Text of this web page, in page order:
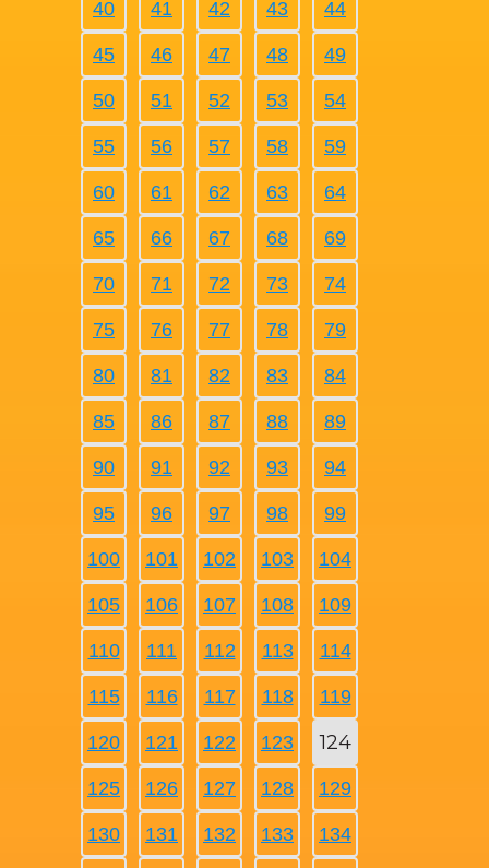
40 41 42 43 44
45 46 47 48 49
50 51 52 53 54
55 56 57 58 59
60 61 62 63 64
65 66 67 68 69
70 71 72 73 74
75 76 77 78 79
80 81 82 83 84
85 86 87 88 89
90 91 92 93 94
95 96 97 98 99
100 101 102 103 104
105 106 107 108 109
110 111 112 113 114
115 116 117 118 119
120 121 122 123 124
125 126 127 128 129
130 131 132 133 134